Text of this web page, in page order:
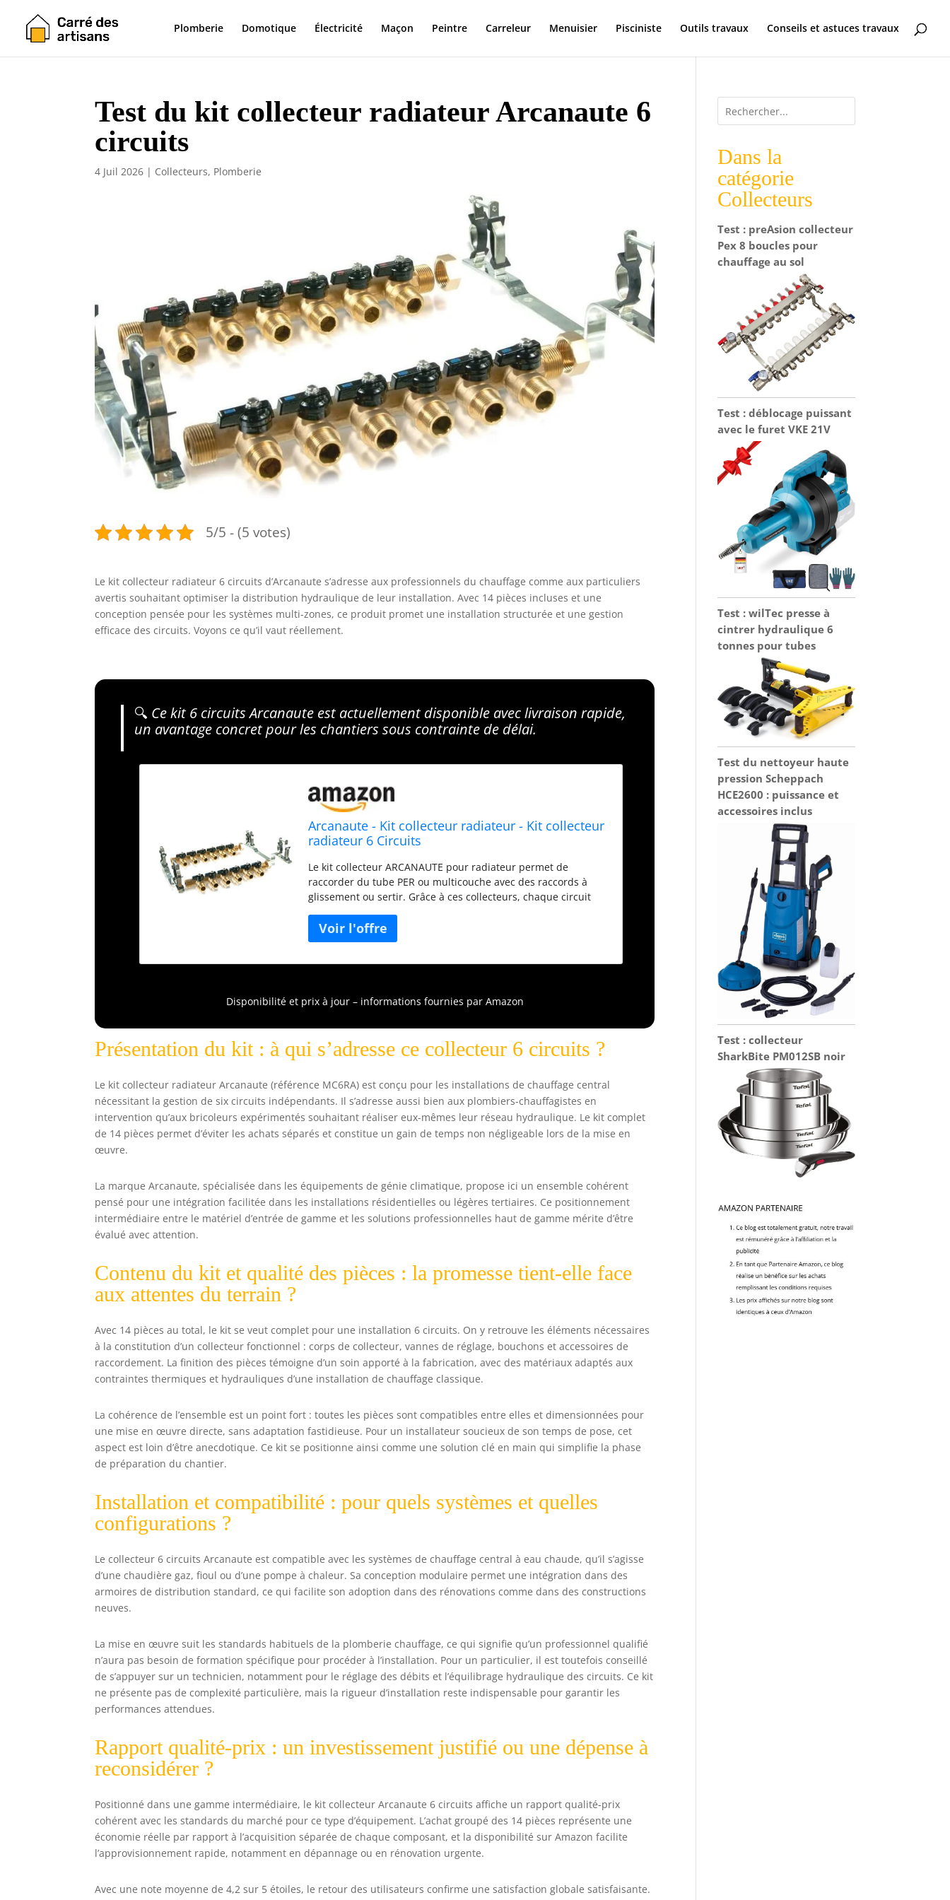
Plomberie Domotique Électricité Maçon Peintre Carreleur Menuisier Pisciniste Outils travaux Conseils et astuces travaux
Test du kit collecteur radiateur Arcanaute 6
circuits
4 Juil 2026 | Collecteurs, Plomberie
5/5 - (5 votes)
Le kit collecteur radiateur 6 circuits d’Arcanaute s’adresse aux professionnels du chauffage comme aux particuliers
avertis souhaitant optimiser la distribution hydraulique de leur installation. Avec 14 pièces incluses et une
conception pensée pour les systèmes multi-zones, ce produit promet une installation structurée et une gestion
efficace des circuits. Voyons ce qu’il vaut réellement.
🔍 Ce kit 6 circuits Arcanaute est actuellement disponible avec livraison rapide,
un avantage concret pour les chantiers sous contrainte de délai.
Arcanaute - Kit collecteur radiateur - Kit collecteur
radiateur 6 Circuits
Le kit collecteur ARCANAUTE pour radiateur permet de
raccorder du tube PER ou multicouche avec des raccords à
glissement ou sertir. Grâce à ces collecteurs, chaque circuit
peut être fermé indépendamment. Le kit contient : 2
Collecteurs Mâle (20/27) 3/4" - Femelle (15/21) 1/2" + mini-
vannes monobloc 6 départs Mâle (15/21) 1/2" 2 bouchons
Disponibilité et prix à jour – informations fournies par Amazon
Présentation du kit : à qui s’adresse ce collecteur 6 circuits ?
Le kit collecteur radiateur Arcanaute (référence MC6RA) est conçu pour les installations de chauffage central
nécessitant la gestion de six circuits indépendants. Il s’adresse aussi bien aux plombiers-chauffagistes en
intervention qu’aux bricoleurs expérimentés souhaitant réaliser eux-mêmes leur réseau hydraulique. Le kit complet
de 14 pièces permet d’éviter les achats séparés et constitue un gain de temps non négligeable lors de la mise en
œuvre.
La marque Arcanaute, spécialisée dans les équipements de génie climatique, propose ici un ensemble cohérent
pensé pour une intégration facilitée dans les installations résidentielles ou légères tertiaires. Ce positionnement
intermédiaire entre le matériel d’entrée de gamme et les solutions professionnelles haut de gamme mérite d’être
évalué avec attention.
Contenu du kit et qualité des pièces : la promesse tient-elle face
aux attentes du terrain ?
Avec 14 pièces au total, le kit se veut complet pour une installation 6 circuits. On y retrouve les éléments nécessaires
à la constitution d’un collecteur fonctionnel : corps de collecteur, vannes de réglage, bouchons et accessoires de
raccordement. La finition des pièces témoigne d’un soin apporté à la fabrication, avec des matériaux adaptés aux
contraintes thermiques et hydrauliques d’une installation de chauffage classique.
La cohérence de l’ensemble est un point fort : toutes les pièces sont compatibles entre elles et dimensionnées pour
une mise en œuvre directe, sans adaptation fastidieuse. Pour un installateur soucieux de son temps de pose, cet
aspect est loin d’être anecdotique. Ce kit se positionne ainsi comme une solution clé en main qui simplifie la phase
de préparation du chantier.
Installation et compatibilité : pour quels systèmes et quelles
configurations ?
Le collecteur 6 circuits Arcanaute est compatible avec les systèmes de chauffage central à eau chaude, qu’il s’agisse
d’une chaudière gaz, fioul ou d’une pompe à chaleur. Sa conception modulaire permet une intégration dans des
armoires de distribution standard, ce qui facilite son adoption dans des rénovations comme dans des constructions
neuves.
La mise en œuvre suit les standards habituels de la plomberie chauffage, ce qui signifie qu’un professionnel qualifié
n’aura pas besoin de formation spécifique pour procéder à l’installation. Pour un particulier, il est toutefois conseillé
de s’appuyer sur un technicien, notamment pour le réglage des débits et l’équilibrage hydraulique des circuits. Ce kit
ne présente pas de complexité particulière, mais la rigueur d’installation reste indispensable pour garantir les
performances attendues.
Rapport qualité-prix : un investissement justifié ou une dépense à
reconsidérer ?
Positionné dans une gamme intermédiaire, le kit collecteur Arcanaute 6 circuits affiche un rapport qualité-prix
cohérent avec les standards du marché pour ce type d’équipement. L’achat groupé des 14 pièces représente une
économie réelle par rapport à l’acquisition séparée de chaque composant, et la disponibilité sur Amazon facilite
l’approvisionnement rapide, notamment en dépannage ou en rénovation urgente.
Avec une note moyenne de 4,2 sur 5 étoiles, le retour des utilisateurs confirme une satisfaction globale satisfaisante.
Dans la
catégorie
Collecteurs
Test : preAsion collecteur
Pex 8 boucles pour
chauffage au sol
Test : déblocage puissant
avec le furet VKE 21V
Test : wilTec presse à
cintrer hydraulique 6
tonnes pour tubes
Test du nettoyeur haute
pression Scheppach
HCE2600 : puissance et
accessoires inclus
Test : collecteur
SharkBite PM012SB noir